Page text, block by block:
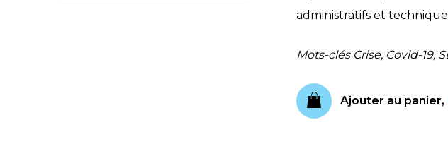
administratifs et
Mots-clés Crise, Covid-
Ajouter au panier,